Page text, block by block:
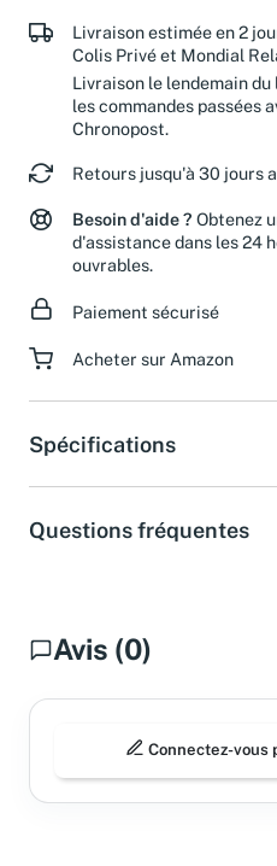
Livraison estimée en 2
Colis Privé et Mondial
Livraison le lendemain
les commandes passées
Chronopost.
Retours jusqu'à 30 jours
Besoin d'aide ? Obtenez
d'assistance dans les 24
ouvrables.
Paiement sécurisé
Acheter sur Amazon
Spécifications
Questions fréquentes
Avis (0)
Connectez-vous